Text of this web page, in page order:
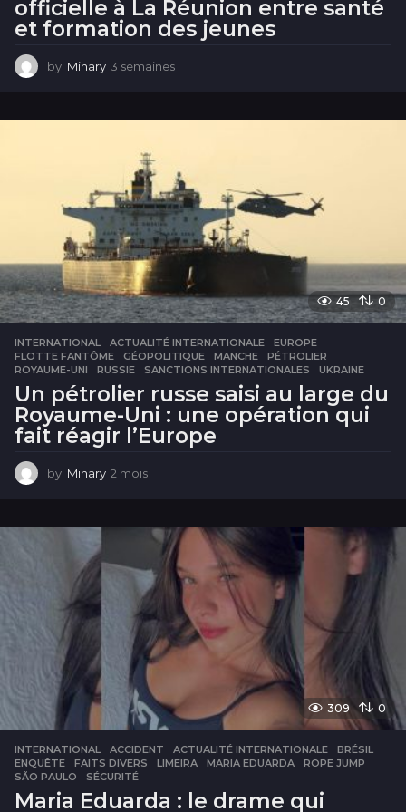
officielle à La Réunion entre santé
et formation des jeunes
by Mihary 3 semaines
m
n
e
s
45 0
INTERNATIONAL ACTUALITÉ INTERNATIONALE ,EUROPE
FLOTTE FANTÔME
,GÉOPOLITIQUE ,MANCHE ,PÉTROLIER
ROYAUME-UNI
,RUSSIE ,SANCTIONS INTERNATIONALES ,UKRAINE
Un pétrolier russe saisi au large du
Royaume-Uni : une opération qui
fait réagir l’Europe
by Mihary 2 mois
i
309 0
INTERNATIONAL ACCIDENT ,ACTUALITÉ INTERNATIONALE ,BRÉSIL
ENQUÊTE
,FAITS DIVERS ,LIMEIRA ,MARIA EDUARDA ,ROPE JUMP
SÃO PAULO
,SÉCURITÉ
Maria Eduarda : le drame qui